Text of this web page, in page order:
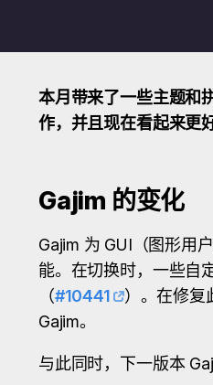
本月带来了一些主题和
作，并且现在看起来更好
Gajim 的变化
Gajim 为 GUI（图形用
能。在切换时，一些自
（#10441
）。在修复
Gajim。
与此同时，下一版本